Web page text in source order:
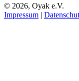
© 2026, Oyak e.V.
Impressum |